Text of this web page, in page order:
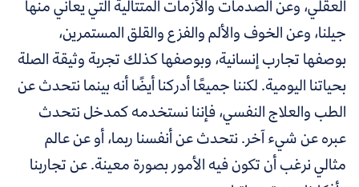
العقلي، وعن الصدمات والأزمات المتتالية التي يعاني منها
جيلنا، وعن الخوف والألم والفزع والقلق المستمرين،
بوصفها تجارب إنسانية، وبوصفها كذلك تجربة وثيقة الصلة
بحياتنا اليومية. لكننا جميعًا أدركنا أيضًا أنه بينما نتحدث عن
الطب والعلاج النفسي، فإننا نستخدمه كمدخل نتحدث
عبره عن شيء آخر. نتحدث عن أنفسنا ربما، أو عن عالم
مثالي نرغب أن تكون فيه الأمور بصورة معينة. عن تجاربنا